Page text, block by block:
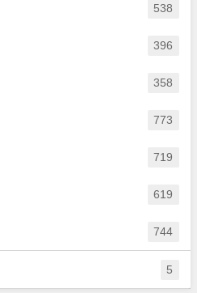
538
396
358
773
719
619
744
5